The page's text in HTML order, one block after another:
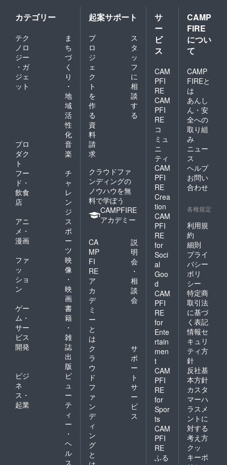
カテゴリー
テク
ノロ
ジー
・ガ
ジェ
ット
ま
ち
づ
く
り
・
地
域
活
性
化
プロ
ダク
ト
音
楽
フー
ド・
飲食
店
チ
ャ
レ
ン
ジ
アニ
メ・
漫画
ス
ポ
ー
ツ
ファ
ッ
ショ
ン
映
像
・
映
画
ゲー
ム・
サー
ビス
開発
書
籍
・
雑
誌
出
版
ビジ
ネ
ス・
起業
ビ
ュ
ー
テ
ィ
ー
・
ヘ
ル
ス
起案サポート
プ
ロ
ジ
ェ
ク
ト
を
作
る
ス
タ
ッ
フ
に
相
談
す
る
資
料
請
求
クラウドファ
ンディングの
ノウハウを無
料で学ぼう
CAMPFIRE
アカデミー
CA
MP
FI
RE
ア
カ
デ
ミ
ー
と
は
説
明
会
・
相
談
会
ク
ラ
ウ
ド
フ
ァ
ン
デ
ィ
ン
グ
と
サ
ポ
ー
ト
サ
ー
ビ
ス
サ
ー
ビ
ス
CAM
PFI
RE
CAM
PFI
RE
コ
ミュ
ニ
ティ
CAM
PFI
RE
Crea
tion
CAM
PFI
RE
for
Soci
al
Goo
d
CAM
PFI
RE
for
Ente
rtain
men
t
CAM
PFI
RE
for
Spor
ts
CAM
PFI
RE
ふる
CAMP
FIRE
につい
て
CAMP
FIREと
は
あんし
ん・安
全への
取り組
み
ニュー
ス
ヘルプ
お問い
合わせ
各種規定
利用規
約
細則
プライ
バシー
ポリ
シー
特定商
取引法
に基づ
く表記
情報セ
キュリ
ティ方
針
反社基
本方針
カスタ
マーハ
ラスメ
ントに
対する
考え方
クッ
キーポ